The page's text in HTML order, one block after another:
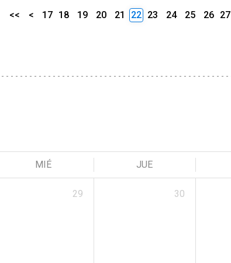
<< < 17 18 19 20 21 22 23 24 25 26 27
MIÉ JUE
29 30